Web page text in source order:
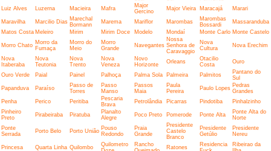
Luiz Alves Luzerna Macieira Mafra
Major
Gercino
Major Vieira Maracajá Marari
Maravilha Marcilio Dias Marechal
Bormann
Marema Mariflor Marombas
Marombas
Bossardi
Massaranduba
Matos Costa Meleiro Mirim Mirim Doce Modelo Mondaí Monte Carlo Monte Castelo
Morro Chato Morro da
Fumaça
Morro do
Meio
Morro
Grande
Navegantes
Nossa
Senhora de
Caravaggio
Nova
Cultura
Nova Erechim
Nova
Itaberaba
Nova
Teutonia
Nova
Trento
Nova
Veneza
Novo
Horizonte
Orleans
Otacilio
Costa
Ouro
Ouro Verde Paial Painel Palhoça Palma Sola Palmeira Palmitos
Pantano do
Sul
Papanduva
Paraíso
Passo de
Torres
Passo
Manso
Passos
Maia
Paula
Pereira
Paulo Lopes Pedras
Grandes
Penha
Perico Peritiba
Pescaria
Brava
Petrolândia Picarras Pindotiba
Pinhalzinho
Pinheiro
Preto
Pirabeiraba Piratuba
Planalto
Alegre
Poco Preto Pomerode Ponte Alta
Ponte Alta do
Norte
Ponte
Serrada
Porto Belo Porto União Pouso
Redondo
Praia
Grande
Presidente
Castelo
Branco
Presidente
Getúlio
Presidente
Nereu
Princesa Quarta Linha Quilombo
Quilometro
Rancho
Ratones
Residencia
Ribeirao da